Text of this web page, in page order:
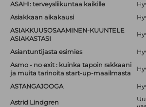
ASAHI: terveysliikuntaa kaikille
Asiakkaan aikakausi
ASIAKKUUSOSAAMINEN-KUUNTELE
ASIAKASTASI
Asiantuntijasta esimies
Asmo - no exit : kuinka tapoin rakkaani
ja muita tarinoita start-up-maailmasta
ASTANGAJOOGA
Astrid Lindgren